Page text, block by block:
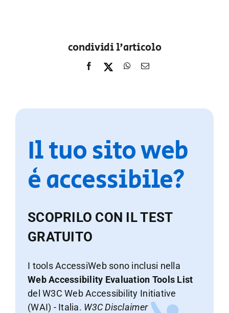
condividi l'articolo
Il tuo sito web
è accessibile?
SCOPRILO CON IL TEST
GRATUITO
I tools AccessiWeb sono inclusi nella
Web Accessibility Evaluation Tools List
del W3C Web Accessibility Initiative
(WAI) - Italia. W3C Disclaimer